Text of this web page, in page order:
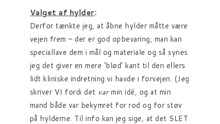
Valget af hylder:
Derfor tænkte jeg, at åbne hylder måtte være
vejen frem – der er god opbevaring, man kan
speciallave dem i mål og materiale og så synes
jeg det giver en mere ‘blød’ kant til den ellers
lidt kliniske indretning vi havde i forvejen. (Jeg
skriver VI fordi det varmin idé, og at min
mand både var bekymret for rod og for støv
på hylderne. Til info kan jeg sige, at det SLET